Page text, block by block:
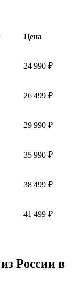
Цена
24 990 ₽
26 499 ₽
29 990 ₽
35 990 ₽
38 499 ₽
41 499 ₽
России в